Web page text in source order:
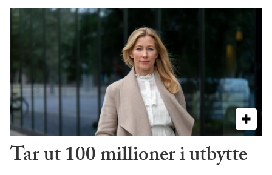
Tar ut 100 millioner i utbytte